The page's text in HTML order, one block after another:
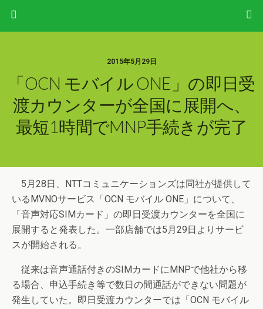
2015年5月29日
「OCN モバイル ONE」の即日受
渡カウンターが全国に展開へ、
最短1時間でMNP手続きが完了
5月28日、NTTコミュニケーションズは同社が提供して
いるMVNOサービス「OCN モバイル ONE」について、
「音声対応SIMカード」の即日受渡カウンターを全国に
展開すると発表した。一部店舗では5月29日よりサービ
スが開始される。
従来は音声通話付きのSIMカードにMNPで他社から移
る場合、申込手続き等で数日の間通話ができない問題が
発生していた。即日受渡カウンターでは「OCN モバイル